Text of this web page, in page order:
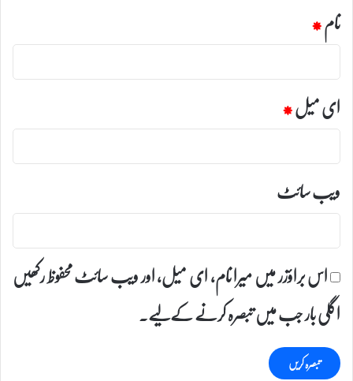
نام*
ای میل*
ویب‌ سائٹ
اس براؤزر میں میرا نام، ای میل، اور ویب سائٹ محفوظ رکھیں
اگلی بار جب میں تبصرہ کرنے کےلیے۔